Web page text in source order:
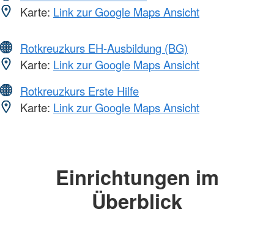
Karte: Link zur Google Maps Ansicht
Rotkreuzkurs EH-Ausbildung (BG)
Karte: Link zur Google Maps Ansicht
Rotkreuzkurs Erste Hilfe
Karte: Link zur Google Maps Ansicht
Einrichtungen im
Überblick